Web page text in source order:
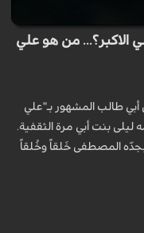
الاكبر؟... من هو علي
طالب المشهور بـ"علي
ليلى بنت أبي مرة الثقفية.
شبيهاً بجدّه المصطفى خَلقاً وخُلقاً